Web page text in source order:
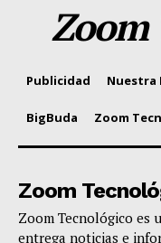
Zoom
Publicidad Nuestra
BigBuda Zoom
Zoom
Zoom Tecnológico es
entrega noticias e